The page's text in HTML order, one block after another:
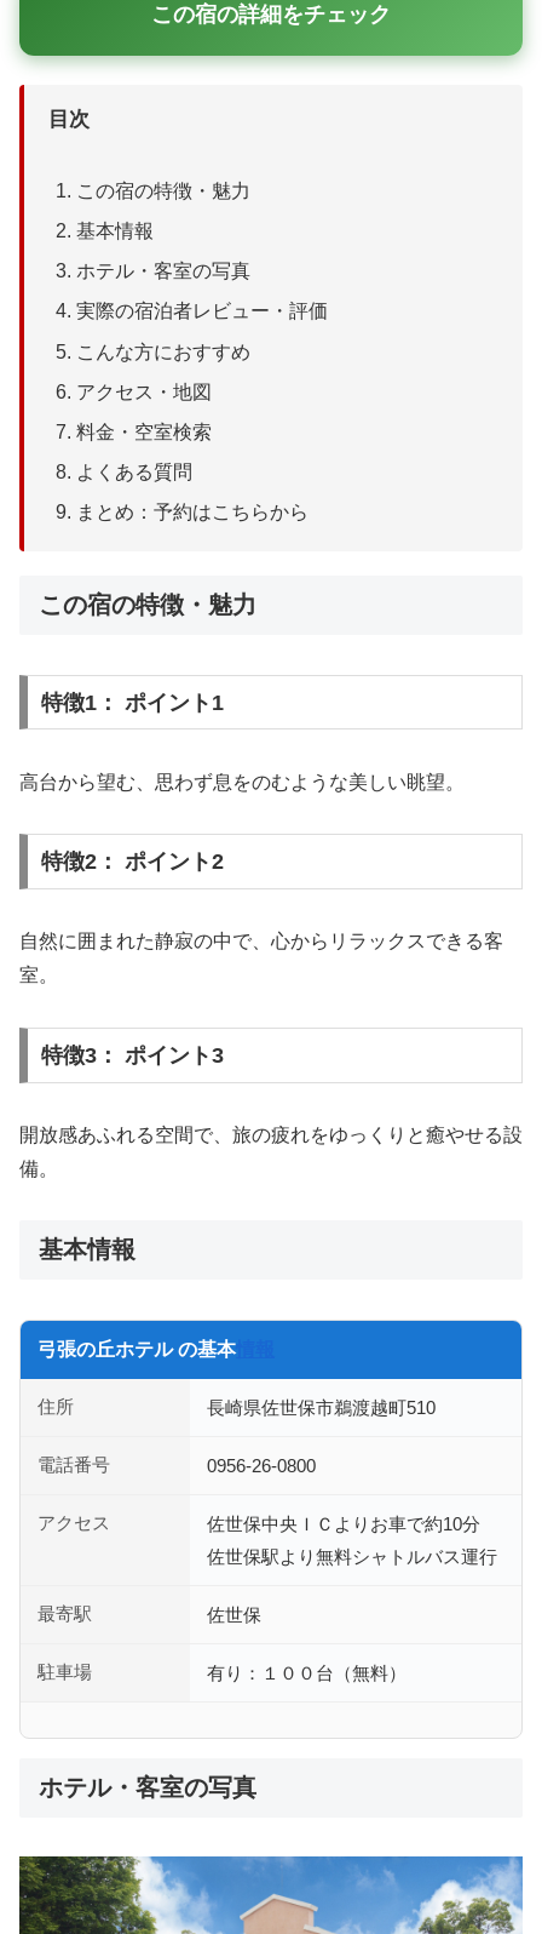
この宿の詳細をチェック
目次
この宿の特徴・魅力
基本情報
ホテル・客室の写真
実際の宿泊者レビュー・評価
こんな方におすすめ
アクセス・地図
料金・空室検索
よくある質問
まとめ：予約はこちらから
この宿の特徴・魅力
特徴1： ポイント1
高台から望む、思わず息をのむような美しい眺望。
特徴2： ポイント2
自然に囲まれた静寂の中で、心からリラックスできる客
室。
特徴3： ポイント3
開放感あふれる空間で、旅の疲れをゆっくりと癒やせる設
備。
基本情報
弓張の丘ホテル の基本情報
住所 長崎県佐世保市鵜渡越町510
電話番号 0956-26-0800
アクセス
佐世保中央ＩＣよりお車で約10分
佐世保駅より無料シャトルバス運行
最寄駅 佐世保
駐車場 有り：１００台（無料）
ホテル・客室の写真